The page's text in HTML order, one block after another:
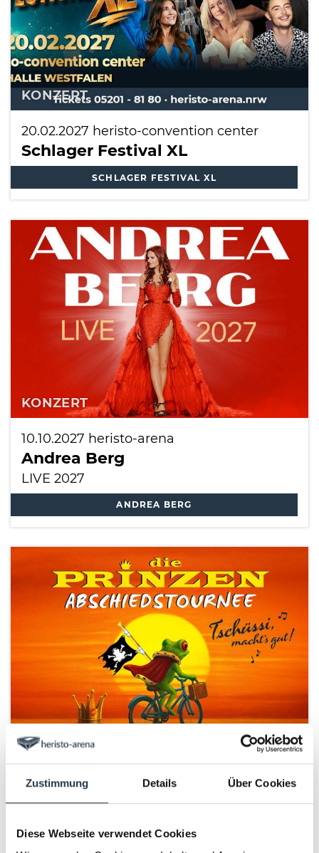
Zustimmung Details Über Cookies
Diese Webseite verwendet Cookies
KONZERT
20.02.2027 heristo-convention center
Schlager Festival XL
SCHLAGER FESTIVAL XL
KONZERT
10.10.2027 heristo-arena
Andrea Berg
LIVE 2027
ANDREA BERG
13.11.2027heristo-arena
die Prinzen
TSCHÜSSI, MACHT’S GUT! die
Abschiedstournee